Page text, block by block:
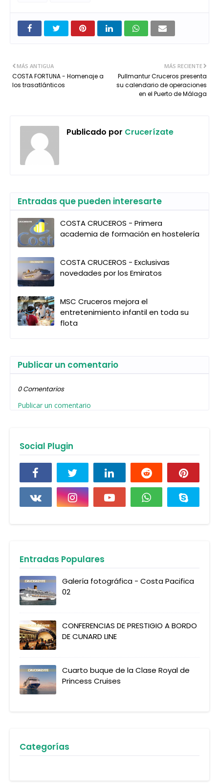
MÁS RECIENTE
Pullmantur Cruceros presenta
su calendario de operaciones
en el Puerto de Málaga
MÁS ANTIGUA
COSTA FORTUNA - Homenaje a
los trasatlánticos
Publicado por Crucerízate
Entradas que pueden interesarte
COSTA CRUCEROS - Primera
academia de formación en hostelería
COSTA CRUCEROS - Exclusivas
novedades por los Emiratos
MSC Cruceros mejora el
entretenimiento infantil en toda su
flota
Publicar un comentario
0 Comentarios
Publicar un comentario
Social Plugin
Entradas Populares
Galería fotográfica - Costa Pacifica
02
CONFERENCIAS DE PRESTIGIO A BORDO
DE CUNARD LINE
Cuarto buque de la Clase Royal de
Princess Cruises
Categorías